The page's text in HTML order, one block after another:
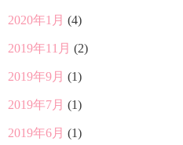
2020年1月 (4)
2019年11月 (2)
2019年9月 (1)
2019年7月 (1)
2019年6月 (1)